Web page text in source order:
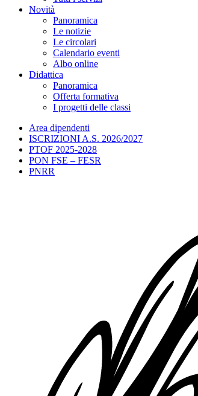
Novità
Panoramica
Le notizie
Le circolari
Calendario eventi
Albo online
Didattica
Panoramica
Offerta formativa
I progetti delle classi
Area dipendenti
ISCRIZIONI A.S. 2026/2027
PTOF 2025-2028
PON FSE – FESR
PNRR